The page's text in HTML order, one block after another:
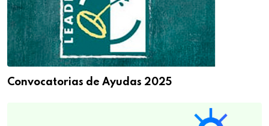
Convocatorias de Ayudas 2025